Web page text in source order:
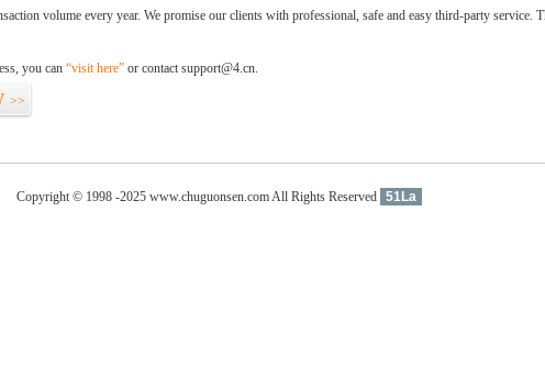
volume every year. We promise our clients with professional, safe and easy third-party service.
you can “visit here” or contact support@4.cn.
>>
Copyright © 1998 -2025 www.chuguonsen.com All Rights Reserved 51La